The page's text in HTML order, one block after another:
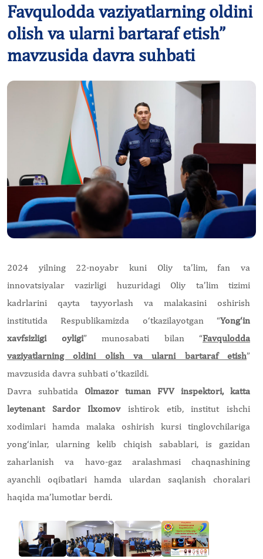
Favqulodda vaziyatlarning oldini
olish va ularni bartaraf etish”
mavzusida davra suhbati
2024 yilning 22-noyabr kuni Oliy ta’lim, fan va
innovatsiyalar vazirligi huzuridagi Oliy ta’lim tizimi
kadrlarini qayta tayyorlash va malakasini oshirish
institutida Respublikamizda o‘tkazilayotgan “Yong‘in
xavfsizligi oyligi” munosabati bilan “Favqulodda
vaziyatlarning oldini olish va ularni bartaraf etish”
mavzusida davra suhbati o‘tkazildi.
Davra suhbatida Olmazor tuman FVV inspektori, katta
leytenant Sardor Ilxomovishtirok etib, institut ishchi
xodimlari hamda malaka oshirish kursi tinglovchilariga
yong‘inlar, ularning kelib chiqish sabablari, is gazidan
zaharlanish va havo-gaz aralashmasi chaqnashining
ayanchli oqibatlari hamda ulardan saqlanish choralari
haqida ma’lumotlar berdi.